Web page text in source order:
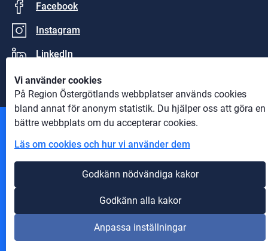
Vi använder cookies
På Region Östergötlands webbplatser används cookies
bland annat för anonym statistik. Du hjälper oss att göra en
bättre webbplats om du accepterar cookies.
Läs om cookies och hur vi använder dem
Godkänn nödvändiga kakor
Godkänn alla kakor
Anpassa inställningar
Facebook
Instagram
LinkedIn
Information om cookies
Om webbplatsen
Tillgänglighet på webbplatsen